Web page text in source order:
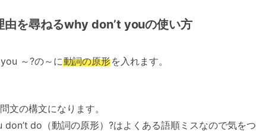
を尋ねるwhy don’t youの使い方
～?の～に動詞の原形を入れます。
文の構文になります。
do（動詞の原形）?はよくある語順ミスなので気をつ